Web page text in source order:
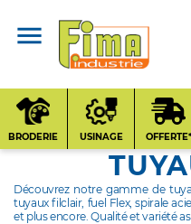
BRODERIE USINAGE OFFERTE*
Découvrez notre gamme de
tuyaux filclair, fuel Flex, spirale
et plus encore. Qualité et variété